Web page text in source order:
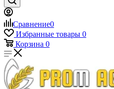
Сравнение0
Избранные товары 0
Корзина 0